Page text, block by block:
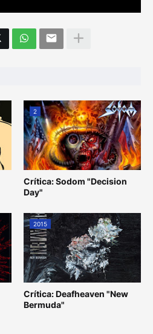
2
Crítica: Sodom "Decision
Day"
2015
Crítica: Deafheaven "New
Bermuda"